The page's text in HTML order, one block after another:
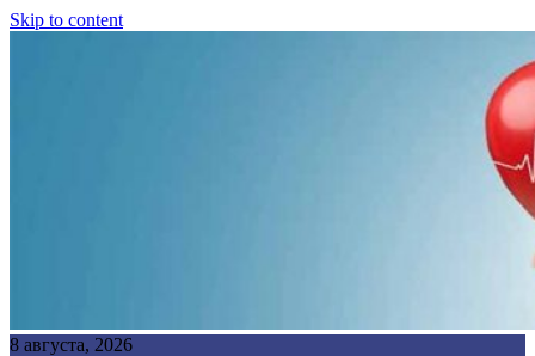
Skip to content
8 августа, 2026